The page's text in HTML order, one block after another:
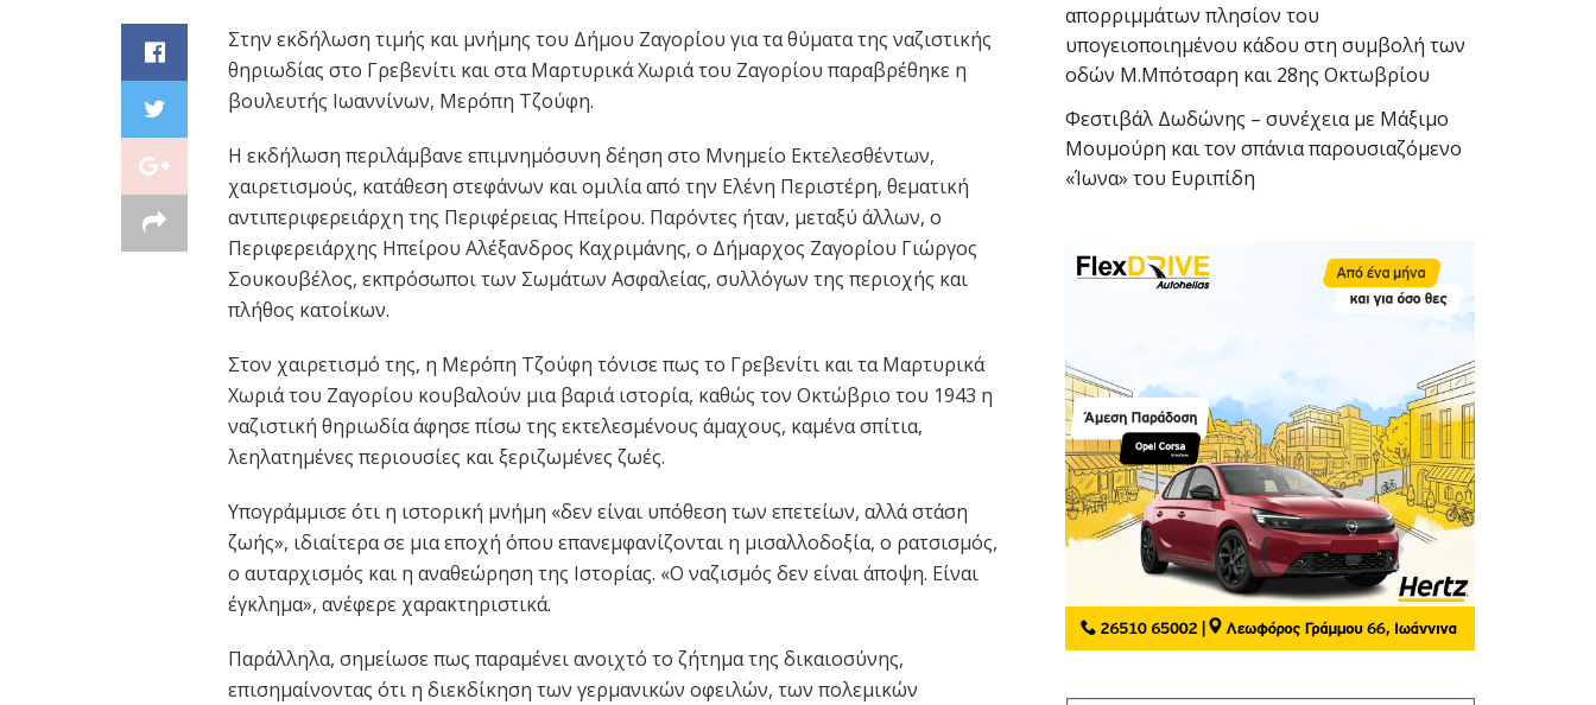
Στην εκδήλωση τιμής και μνήμης του Δήμου Ζαγορίου για τα θύματα της ναζιστικής
θηριωδίας στο Γρεβενίτι και στα Μαρτυρικά Χωριά του Ζαγορίου παραβρέθηκε η
βουλευτής Ιωαννίνων, Μερόπη Τζούφη.
Η εκδήλωση περιλάμβανε επιμνημόσυνη δέηση στο Μνημείο Εκτελεσθέντων,
χαιρετισμούς, κατάθεση στεφάνων και ομιλία από την Ελένη Περιστέρη, θεματική
αντιπεριφερειάρχη της Περιφέρειας Ηπείρου. Παρόντες ήταν, μεταξύ άλλων, ο
Περιφερειάρχης Ηπείρου Αλέξανδρος Καχριμάνης, ο Δήμαρχος Ζαγορίου Γιώργος
Σουκουβέλος, εκπρόσωποι των Σωμάτων Ασφαλείας, συλλόγων της περιοχής και
πλήθος κατοίκων.
Στον χαιρετισμό της, η Μερόπη Τζούφη τόνισε πως το Γρεβενίτι και τα Μαρτυρικά
Χωριά του Ζαγορίου κουβαλούν μια βαριά ιστορία, καθώς τον Οκτώβριο του 1943 η
ναζιστική θηριωδία άφησε πίσω της εκτελεσμένους άμαχους, καμένα σπίτια,
λεηλατημένες περιουσίες και ξεριζωμένες ζωές.
Υπογράμμισε ότι η ιστορική μνήμη «δεν είναι υπόθεση των επετείων, αλλά στάση
ζωής», ιδιαίτερα σε μια εποχή όπου επανεμφανίζονται η μισαλλοδοξία, ο ρατσισμός,
ο αυταρχισμός και η αναθεώρηση της Ιστορίας. «Ο ναζισμός δεν είναι άποψη. Είναι
έγκλημα», ανέφερε χαρακτηριστικά.
Παράλληλα, σημείωσε πως παραμένει ανοιχτό το ζήτημα της δικαιοσύνης,
επισημαίνοντας ότι η διεκδίκηση των γερμανικών οφειλών, των πολεμικών
απορριμμάτων πλησίον του
υπογειοποιημένου κάδου στη συμβολή των
οδών Μ.Μπότσαρη και 28ης Οκτωβρίου
Φεστιβάλ Δωδώνης – συνέχεια με Μάξιμο
Μουμούρη και τον σπάνια παρουσιαζόμενο
«Ίωνα» του Ευριπίδη